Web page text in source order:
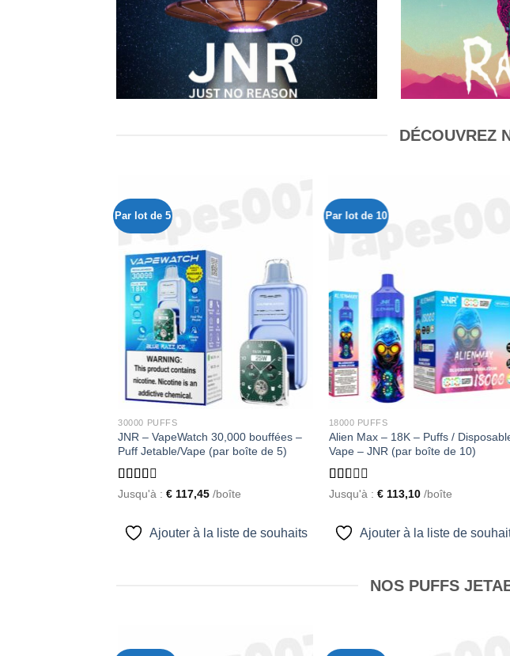
DÉCOUVREZ
Par lot de 5
à la liste
de
souhaits
30000 PUFFS
JNR – VapeWatch 30,000 bouffées –
Puff Jetable/Vape (par boîte de 5)
Rated
Jusqu'à :€ 117,45 /boîte
Ajouter à la liste de souhaits
Par lot de 10
18000 PUFFS
Alien Max – 18K – Puffs /
Vape – JNR (par boîte de 10)
Rated
of 5
Jusqu'à : €113,10/boîte
Ajouter à la liste de
NOS PUFFS